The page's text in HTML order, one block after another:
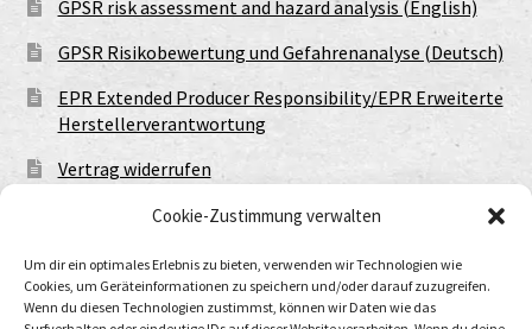
Cookie-Zustimmung verwalten
Um dir ein optimales Erlebnis zu bieten, verwenden wir Technologien wie
Cookies, um Geräteinformationen zu speichern und/oder darauf zuzugreifen.
Wenn du diesen Technologien zustimmst, können wir Daten wie das
GPSR risk assessment and hazard analysis (English)
GPSR Risikobewertung und Gefahrenanalyse (Deutsch)
EPR Extended Producer Responsibility/EPR Erweiterte
Herstellerverantwortung
Vertrag widerrufen